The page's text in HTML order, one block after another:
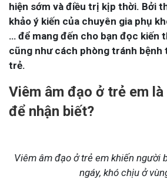
hiện sớm và điều trị kịp thời. Bởi
khảo ý kiến của chuyên gia phụ
… để mang đến cho bạn đọc kiến
cũng như cách phòng tránh
trẻ.
Viêm âm đạo ở trẻ em
để nhận biết?
Viêm âm đạo ở trẻ em khiến người
ngáy, khó chịu ở